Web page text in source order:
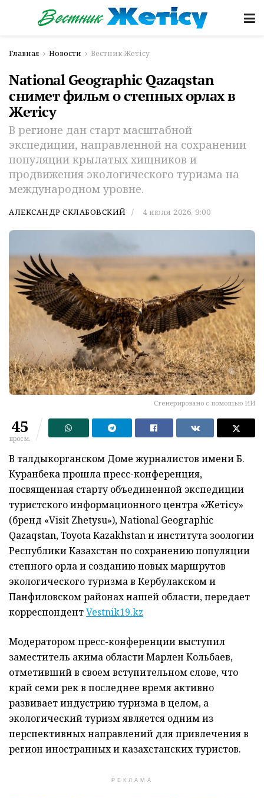
Главная Новости Вестник Жетісу
National Geographic Qazaqstan
снимет фильм о степных орлах в
Жетiсу
В регионе дан старт масштабной
экспедиции, направленной на сохранении
популяции крылатых хищников и
продвижения экологического туризма на
международном уровне.
АЛЕКСАНДР СКЛАБОВСКИЙ 4 июля 2026, 9:00
Сгенерировано с помощью ИИ
45
просм.
В талдыкорганском Доме журналистов имени Б.
Куранбека прошла пресс-конференция,
посвященная старту объединенной экспедиции
туристского информационного центра «Жетісу»
(бренд «Visit Zhetysu»), National Geographic
Qazaqstan, Toyota Kazakhstan и института зоологии
Республики Казахстан по сохранению популяции
степного орла и созданию новых маршрутов
экологического туризма в Кербулакском и
Панфиловском районах нашей области, передает
корреспондентVestnik19.kz
Модератором пресс-конференции выступил
заместитель акима области Марлен Кольбаев,
отметивший в своем вступительном слове, что
край семи рек в последнее время активно
развивает индустрию туризма в целом, а
экологический туризм является одним из
перспективных направлений для привлечения в
регион иностранных и казахстанских туристов.
РЕКЛАМА